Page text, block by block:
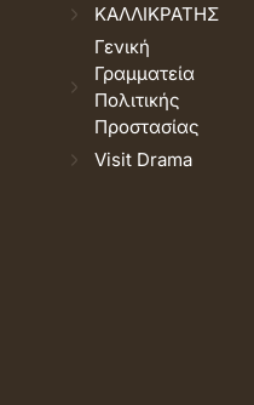
ΚΑΛΛΙΚΡΑΤΗΣ
Γενική
Γραμματεία
Πολιτικής
Προστασίας
Visit Drama